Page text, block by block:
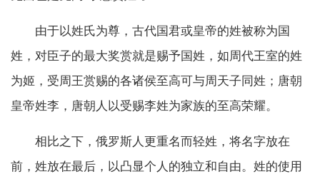
由于以姓氏为尊，古代国君或皇帝的姓被称为国
姓，对臣子的最大奖赏就是赐予国姓，如周代王室的姓
为姬，受周王赏赐的各诸侯至高可与周天子同姓；唐朝
皇帝姓李，唐朝人以受赐李姓为家族的至高荣耀。
相比之下，俄罗斯人更重名而轻姓，将名字放在
前，姓放在最后，以凸显个人的独立和自由。姓的使用